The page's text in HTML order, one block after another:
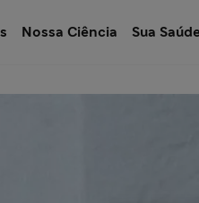
Nossa Ciência Sua